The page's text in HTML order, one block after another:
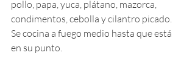
pollo, papa, yuca, plátano, mazorca,
condimentos, cebolla y cilantro picado.
Se cocina a fuego medio hasta que está
en su punto.